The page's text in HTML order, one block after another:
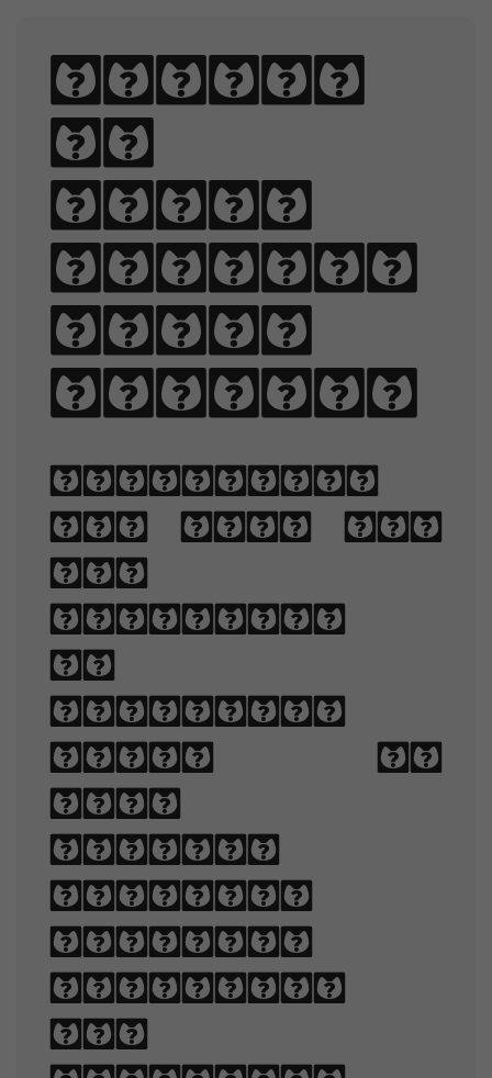
Sphinx
of
black
quartz,
judge
my vow.
Typography
is the art
and
technique
of
arranging
type to
make
written
language
legible,
readable,
and